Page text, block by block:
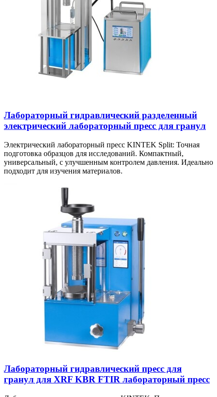
Лабораторный гидравлический разделенный
электрический лабораторный пресс для гранул
Электрический лабораторный пресс KINTEK Split: Точная
подготовка образцов для исследований. Компактный,
универсальный, с улучшенным контролем давления. Идеально
подходит для изучения материалов.
Лабораторный гидравлический пресс для
гранул для XRF KBR FTIR лабораторный пресс